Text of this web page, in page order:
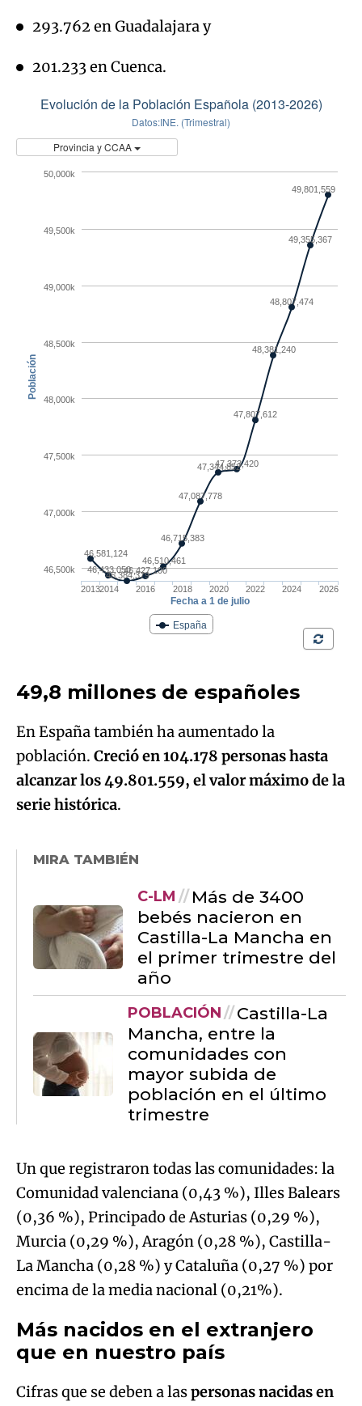
293.762 en Guadalajara y
201.233 en Cuenca.
49,8 millones de españoles
En España también ha aumentado la
población. Creció en 104.178 personas hasta
alcanzar los 49.801.559, el valor máximo de la
serie histórica.
MIRA TAMBIÉN
C-LM
Más de 3400
bebés nacieron en
Castilla-La Mancha en
el primer trimestre del
año
POBLACIÓN
Castilla-La
Mancha, entre la
comunidades con
mayor subida de
población en el último
trimestre
Un que registraron todas las comunidades: la
Comunidad valenciana (0,43 %), Illes Balears
(0,36 %), Principado de Asturias (0,29 %),
Murcia (0,29 %), Aragón (0,28 %), Castilla-
La Mancha (0,28 %) y Cataluña (0,27 %) por
encima de la media nacional (0,21%).
Más nacidos en el extranjero
que en nuestro país
Cifras que se deben a laspersonas nacidas en